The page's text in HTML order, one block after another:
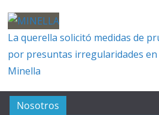
La querella solicitó medidas de
por presuntas irregularidades en
Minella
Nosotros